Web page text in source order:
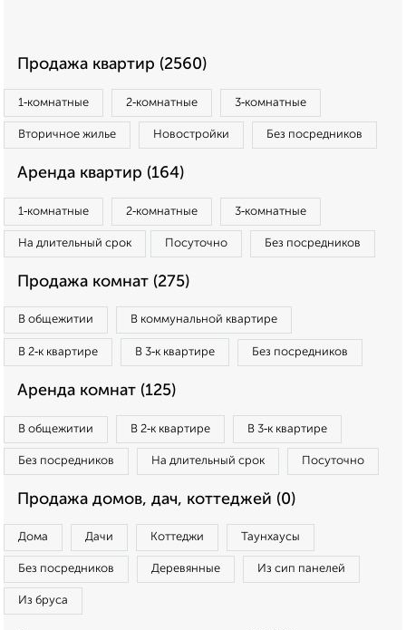
Продажа квартир (2560)
1‑комнатные 2‑комнатные 3‑комнатные
Вторичное жилье Новостройки Без посредников
Аренда квартир (164)
1‑комнатные 2‑комнатные 3‑комнатные
На длительный срок Посуточно Без посредников
Продажа комнат (275)
В общежитии В коммунальной квартире
В 2‑к квартире В 3‑к квартире Без посредников
Аренда комнат (125)
В общежитии В 2‑к квартире В 3‑к квартире
Без посредников На длительный срок Посуточно
Продажа домов, дач, коттеджей (0)
Дома Дачи Коттеджи Таунхаусы
Без посредников Деревянные Из сип панелей
Из бруса